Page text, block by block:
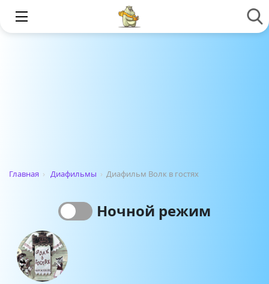
Главная › Диафильмы › Диафильм Волк в гостях
Ночной режим